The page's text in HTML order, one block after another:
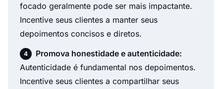
focado geralmente pode ser mais impactante.
Incentive seus clientes a manter seus
depoimentos concisos e diretos.
Promova honestidade e autenticidade:
Autenticidade é fundamental nos depoimentos.
Incentive seus clientes a compartilhar seus